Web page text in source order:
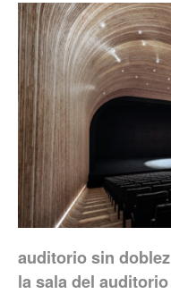
auditorio sin doblez
la sala del auditorio